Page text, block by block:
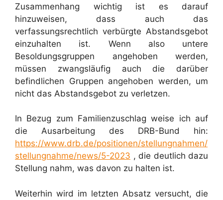
Zusammenhang wichtig ist es darauf
hinzuweisen, dass auch das
verfassungsrechtlich verbürgte Abstandsgebot
einzuhalten ist. Wenn also untere
Besoldungsgruppen angehoben werden,
müssen zwangsläufig auch die darüber
befindlichen Gruppen angehoben werden, um
nicht das Abstandsgebot zu verletzen.
In Bezug zum Familienzuschlag weise ich auf
die Ausarbeitung des DRB-Bund hin:
https://www.drb.de/positionen/stellungnahmen/
stellungnahme/news/5-2023 , die deutlich dazu
Stellung nahm, was davon zu halten ist.
Weiterhin wird im letzten Absatz versucht, die